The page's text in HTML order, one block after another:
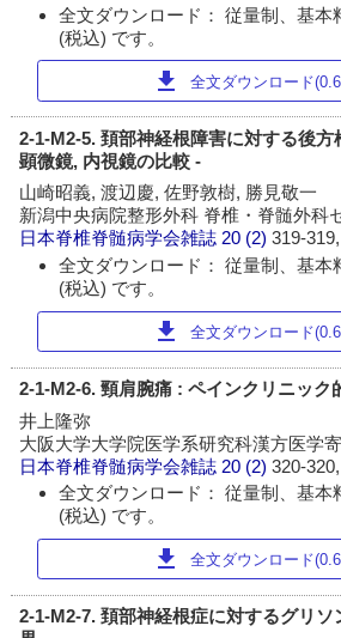
全文ダウンロード： 従量制、基本
(税込) です。
download 全文ダウンロード
2-1-M2-5. 頚部神経根障害に対する後方
顕微鏡, 内視鏡の比較 -
山崎昭義, 渡辺慶, 佐野敦樹, 勝見敬一
新潟中央病院整形外科 脊椎・脊髄外科
日本脊椎脊髄病学会雑誌 20 (2)319-
全文ダウンロード： 従量制、基本
(税込) です。
download 全文ダウンロード
2-1-M2-6. 頸肩腕痛 : ペインクリニック
井上隆弥
大阪大学大学院医学系研究科漢方医学
日本脊椎脊髄病学会雑誌 20 (2)320-
全文ダウンロード： 従量制、基本
(税込) です。
download 全文ダウンロード
2-1-M2-7. 頚部神経根症に対するグリ